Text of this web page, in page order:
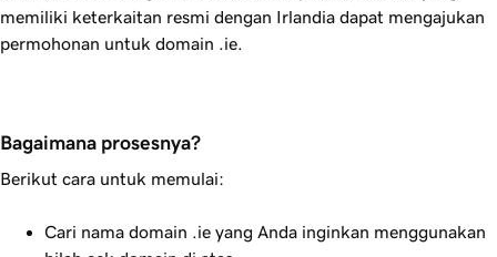
memiliki keterkaitan resmi dengan Irlandia dapat mengajukan
permohonan untuk domain .ie.
Bagaimana prosesnya?
Berikut cara untuk memulai:
Cari nama domain .ie yang Anda inginkan menggunakan